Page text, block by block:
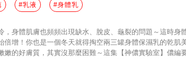
#乳液 #身體乳
，身體肌膚也頻頻出現缺水、脫皮、龜裂的問題～這時身
倍增！你也是一個冬天就得掏空兩三罐身體保濕乳的乾肌
嫩的好膚質，其實沒那麼困難～這集【神儂實驗室】儂編